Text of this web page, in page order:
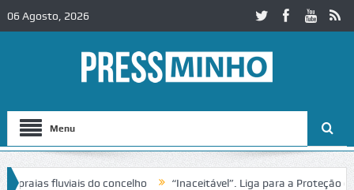
06 Agosto, 2026
Menu
fluviais do concelho “Inaceitável”. Liga para a Proteção da